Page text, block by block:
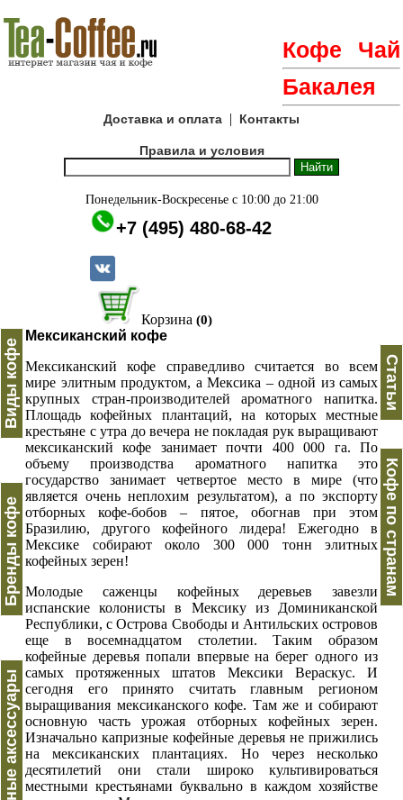
Кофе
Чай
Бакалея
Доставка и оплата | Контакты
Правила и условия
Понедельник-Воскресенье с 10:00 до 21:00
+7 (495) 480-68-42
Корзина (0)
Виды кофе
Бренды кофе
Кофейные аксессуары
Мексиканский кофе
Мексиканский кофе справедливо считается во всем
мире элитным продуктом, а Мексика – одной из самых
крупных стран-производителей ароматного напитка.
Площадь кофейных плантаций, на которых местные
крестьяне с утра до вечера не покладая рук выращивают
мексиканский кофе занимает почти 400 000 га. По
объему производства ароматного напитка это
государство занимает четвертое место в мире (что
является очень неплохим результатом), а по экспорту
отборных кофе-бобов – пятое, обогнав при этом
Бразилию, другого кофейного лидера! Ежегодно в
Мексике собирают около 300 000 тонн элитных
кофейных зерен!
Молодые саженцы кофейных деревьев завезли
испанские колонисты в Мексику из Доминиканской
Республики, с Острова Свободы и Антильских островов
еще в восемнадцатом столетии. Таким образом
кофейные деревья попали впервые на берег одного из
самых протяженных штатов Мексики Вераскус. И
сегодня его принято считать главным регионом
выращивания мексиканского кофе. Там же и собирают
основную часть урожая отборных кофейных зерен.
Изначально капризные кофейные деревья не прижились
на мексиканских плантациях. Но через несколько
десятилетий они стали широко культивироваться
местными крестьянами буквально в каждом хозяйстве
Статьи
Кофе по странам